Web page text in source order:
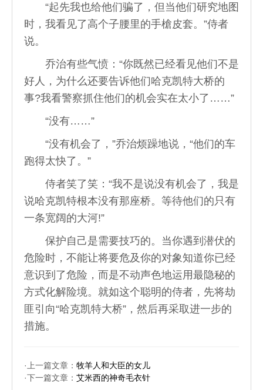
“起先我也给他们骗了，但当他们研究地图
时，我看见了高个子腰里的手槍皮套。”侍者
说。
乔治有些气愤：“你既然已经看见他们不是
好人，为什么还要告诉他们哈克凯特大桥的
事?我看警察抓住他们的机会实在太小了……”
“没有……”
“没有机会了，”乔治烦躁地说，“他们的车
跑得太快了。”
侍者笑了笑：“我不是说没有机会了，我是
说哈克凯特根本没有那座桥。等待他们的只有
一条宽阔的大河!”
保护自己是需要技巧的。当你遇到潜伏的
危险时，不能让将要危及你的对象知道你已经
意识到了危险，而是不动声色地运用最隐秘的
方式化解险境。就如这个聪明的侍者，先将劫
匪引向“哈克凯特大桥”，然后再采取进一步的
措施。
·上一篇文章： 牧羊人和大臣的女儿
·下一篇文章： 艾米西的神奇毛衣针